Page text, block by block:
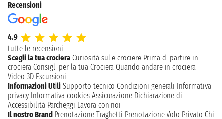
Recensioni
4.9
tutte le recensioni
Scegli la tua crociera Curiosità sulle crociere Prima di partire in
crociera Consigli per la tua Crociera Quando andare in crociera
Video 3D Escursioni
Informazioni Utili Supporto tecnico Condizioni generali Informativa
privacy Informativa cookies Assicurazione Dichiarazione di
Accessibilità Parcheggi Lavora con noi
Il nostro Brand Prenotazione Traghetti Prenotazione Volo Privato Chi